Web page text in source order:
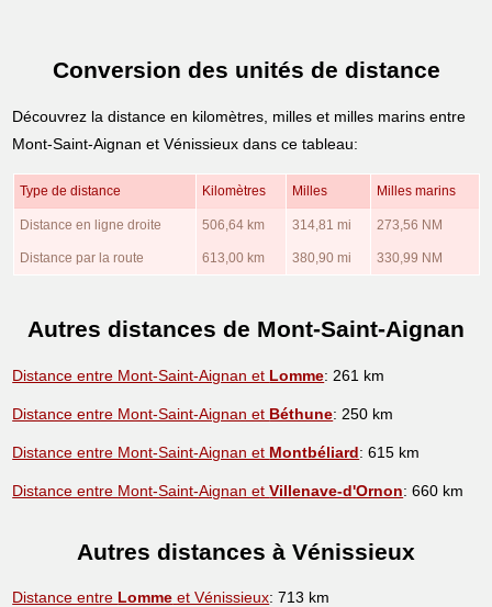
Conversion des unités de distance
Découvrez la distance en kilomètres, milles et milles marins entre
Mont-Saint-Aignan et Vénissieux dans ce tableau:
Type de distance Kilomètres Milles Milles marins
Distance en ligne droite 506,64 km 314,81 mi 273,56 NM
Distance par la route 613,00 km 380,90 mi 330,99 NM
Autres distances de Mont-Saint-Aignan
Distance entre Mont-Saint-Aignan et Lomme: 261 km
Distance entre Mont-Saint-Aignan et Béthune: 250 km
Distance entre Mont-Saint-Aignan et Montbéliard: 615 km
Distance entre Mont-Saint-Aignan etVillenave-d'Ornon: 660 km
Autres distances à Vénissieux
Distance entre Lomme et Vénissieux: 713 km